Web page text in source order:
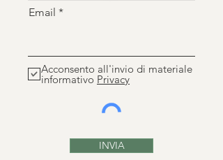
Email
Acconsento all'invio di materiale
informativo Privacy
INVIA